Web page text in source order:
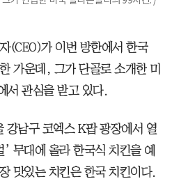
(CEO)가 이번 방한에서 한국
가운데, 그가 단골로 소개한 미
서 관심을 받고 있다.
강남구 코엑스 K팝 광장에서 열
무대에 올라 한국식 치킨을 예
맛있는 치킨은 한국 치킨이다.